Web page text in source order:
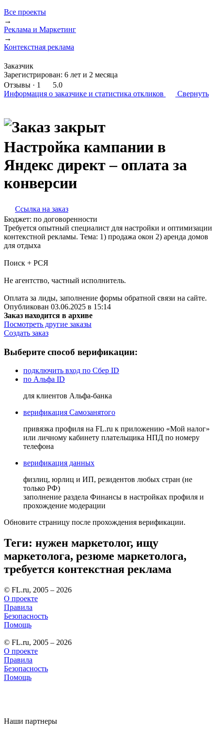
Все проекты
→
Реклама и Маркетинг
→
Контекстная реклама
Заказчик
Зарегистрирован: 6 лет и 2 месяца
Отзывы · 1
5.0
Информация о заказчике и статистика откликов Свернуть
Настройка кампании в
Яндекс директ – оплата за
конверсии
Ссылка на заказ
Бюджет: по договоренности
Требуется опытный специалист для настройки и оптимизации
контекстной рекламы. Тема: 1) продажа окон 2) аренда домов
для отдыха
Поиск + РСЯ
Не агентство, частный исполнитель.
Оплата за лиды, заполнение формы обратной связи на сайте.
Опубликован 03.06.2025 в 15:14
Заказ находится в архиве
Посмотреть другие заказы
Создать заказ
Выберите способ верификации:
подключить вход по Сбер ID
по Альфа ID
для клиентов Альфа-банка
верификация Самозанятого
привязка профиля на FL.ru к приложению «Мой налог»
или личному кабинету плательщика НПД по номеру
телефона
верификация данных
физлиц, юрлиц и ИП, резидентов любых стран (не
только РФ)
заполнение раздела Финансы в настройках профиля и
прохождение модерации
Обновите страницу после прохождения верификации.
Теги: нужен маркетолог, ищу
маркетолога, резюме маркетолога,
требуется контекстная реклама
© FL.ru, 2005 – 2026
О проекте
Правила
Безопасность
Помощь
© FL.ru, 2005 – 2026
О проекте
Правила
Безопасность
Помощь
Наши партнеры